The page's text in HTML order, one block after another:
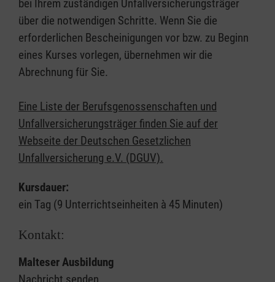
bei Ihrem zuständigen Unfallversicherungsträger
über die notwendigen Schritte. Wenn Sie die
erforderlichen Bescheinigungen vor bzw. zu Beginn
eines Kurses vorlegen, übernehmen wir die
Abrechnung für Sie.
Eine Liste der Berufsgenossenschaften und
Unfallversicherungsträger finden Sie auf der
Webseite der Deutschen Gesetzlichen
Unfallversicherung e.V. (DGUV).
Kursdauer:
ein Tag (9 Unterrichtseinheiten à 45 Minuten)
Kontakt:
Malteser Ausbildung